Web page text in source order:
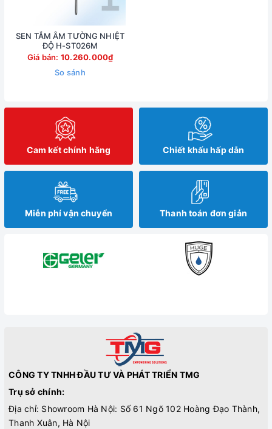
SEN TẮM ÂM TƯỜNG NHIỆT
ĐỘ H-ST026M
Giá bán: 10.260.000₫
So sánh
Cam kết chính hãng Chiết khấu hấp dẫn
Miễn phí vận chuyển Thanh toán đơn giản
CÔNG TY TNHH ĐẦU TƯ VÀ PHÁT TRIỂN TMG
Trụ sở chính:
Địa chỉ: Showroom Hà Nội: Số 61 Ngõ 102 Hoàng Đạo Thành,
Thanh Xuân, Hà Nội